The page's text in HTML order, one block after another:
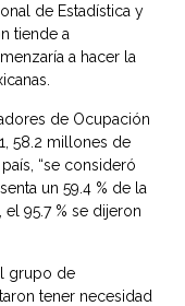
de Estadística y
tiende a
a hacer la
de Ocupación
58.2 millones de
“se consideró
un 59.4 % de la
95.7 % se dijeron
grupo de
tener necesidad